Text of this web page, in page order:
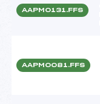
AAPM0131.FFS
AAPM0081.FFS